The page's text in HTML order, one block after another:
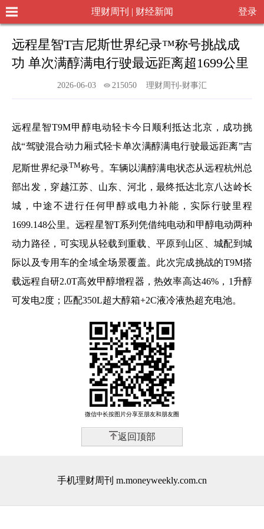
理财周刊 | 财经新闻 登录
远程星智T吉尼斯世界纪录™称号挑战成
功 单次满醇满电行驶最远距离超1699公里
2026-06-03 215050 理财周刊-财事汇
远程星智T9M甲醇电动轻卡今日顺利抵达北京，成功挑
战“驾驶混合动力厢式轻卡单次满醇满电行驶最远距离”吉
尼斯世界纪录TM称号。车辆以满醇满电状态从远程杭州总
部出发，穿越江苏、山东、河北，最终抵达北京八达岭长
城，中途不进行任何甲醇或电力补能，实际行驶里程
1699.148公里。远程星智T系列凭借纯电动和甲醇电动两种
动力路径，可实现从轻载到重载、平原到山区、城配到城
际以及专用车的全域全场景覆盖。此次完成挑战的T9M搭
载远程自研2.0T高效甲醇增程器，热效率高达46%，1升醇
可发电2度；匹配350L超大醇箱+2C液冷液热超充电池。
微信中长按图片分享至朋友和朋友圈
返回顶部
手机理财周刊 m.moneyweekly.com.cn